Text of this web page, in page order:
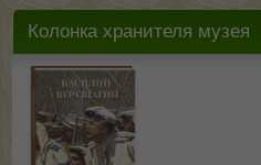
Колонка хранителя музея